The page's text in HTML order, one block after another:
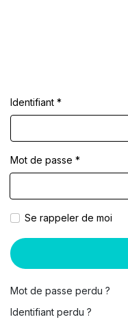
Identifiant *
Mot de passe *
Se rappeler de moi
Mot de passe perdu ?
Identifiant perdu ?